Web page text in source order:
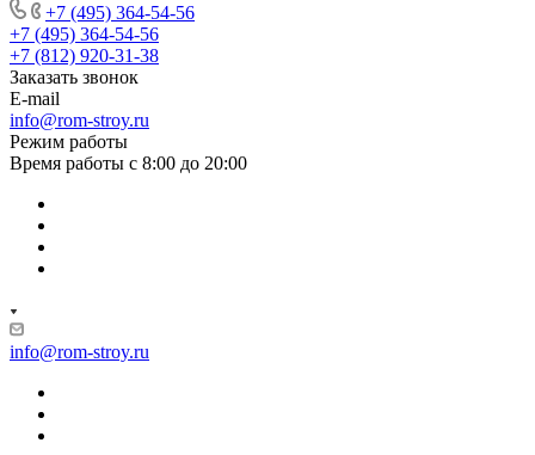
+7 (495) 364-54-56
+7 (495) 364-54-56
+7 (812) 920-31-38
Заказать звонок
E-mail
info@rom-stroy.ru
Режим работы
Время работы с 8:00 до 20:00
info@rom-stroy.ru